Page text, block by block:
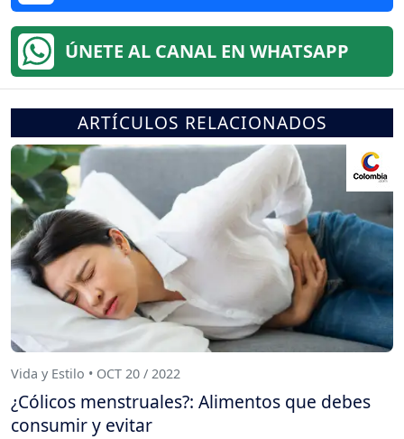
ÚNETE AL CANAL EN WHATSAPP
ARTÍCULOS RELACIONADOS
Vida y Estilo • OCT 20 / 2022
¿Cólicos menstruales?: Alimentos que debes
consumir y evitar